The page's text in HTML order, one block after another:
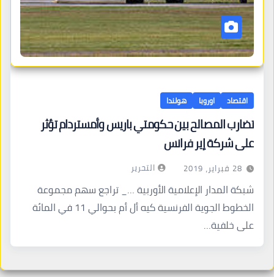
اقتصاد اوروبا هولندا
تضارب المصالح بين حكومتي باريس وأمستردام تؤثر
على شركة إير فرانس
28 فبراير، 2019 التحرير
شبكة المدار الإعلامية الأوربية …_ تراجع سهم مجموعة
الخطوط الجوية الفرنسية كيه أل أم بحوالي 11 في المائة
على خلفية…